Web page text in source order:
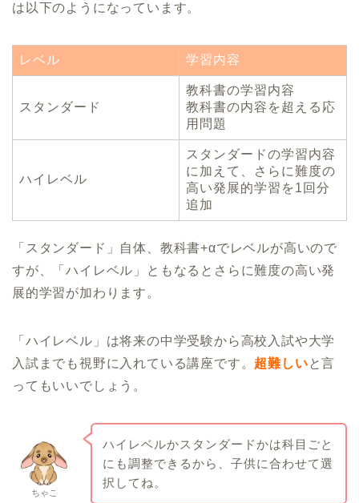
は以下のようになっています。
レベル 学習内容
スタンダード
教科書の学習内容
教科書の内容を超える応
用問題
ハイレベル
スタンダードの学習内容
に加えて、さらに難度の
高い発展的学習を1回分
追加
「スタンダード」自体、教科書+αでレベルが高いので
すが、「ハイレベル」ともなるとさらに難度の高い発
展的学習が加わります。
「ハイレベル」は将来の中学受験から高校入試や大学
入試までも視野に入れている講座です。 超難しいと言
ってもいいでしょう。
ちゃこ
ハイレベルかスタンダードかは科目ごと
にも調整できるから、子供に合わせて選
択してね。